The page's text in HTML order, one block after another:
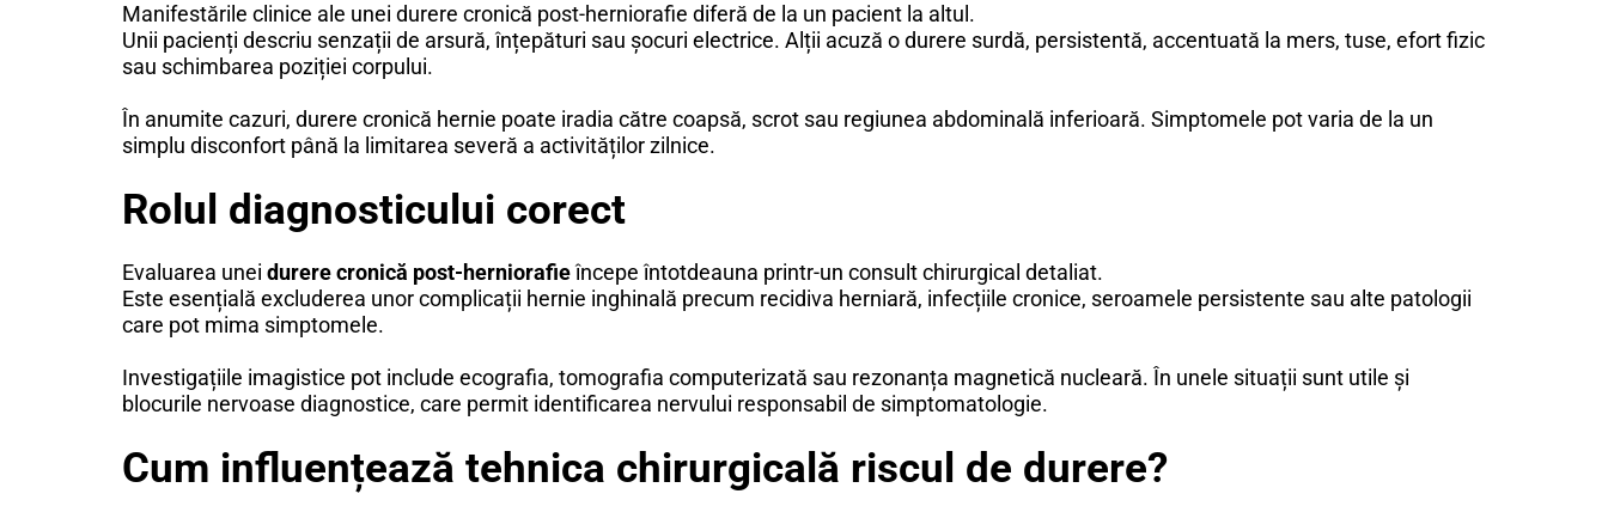
Manifestările clinice ale unei durere cronică post-herniorafie diferă de la un pacient la altul.
Unii pacienți descriu senzații de arsură, înțepături sau șocuri electrice. Alții acuză o durere surdă, persistentă, accentuată la mers, tuse, efort fizic
sau schimbarea poziției corpului.
În anumite cazuri, durere cronică hernie poate iradia către coapsă, scrot sau regiunea abdominală inferioară. Simptomele pot varia de la un
simplu disconfort până la limitarea severă a activităților zilnice.
Rolul diagnosticului corect
Evaluarea unei durere cronică post-herniorafieîncepe întotdeauna printr-un consult chirurgical detaliat.
Este esențială excluderea unor complicații hernie inghinală precum recidiva herniară, infecțiile cronice, seroamele persistente sau alte patologii
care pot mima simptomele.
Investigațiile imagistice pot include ecografia, tomografia computerizată sau rezonanța magnetică nucleară. În unele situații sunt utile și
blocurile nervoase diagnostice, care permit identificarea nervului responsabil de simptomatologie.
Cum influențează tehnica chirurgicală riscul de durere?